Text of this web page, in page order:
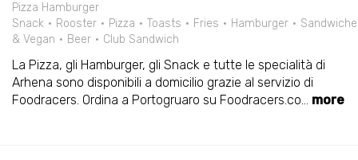
Pizza Hamburger
Snack
Rooster Pizza Toasts Fries Hamburger
& Vegan
Beer Club Sandwich
La Pizza, gli Hamburger, gli Snack e tutte le specialità di
Arhena sono disponibili a domicilio grazie al servizio di
Foodracers. Ordina a Portogruaro su Foodracers.co... more